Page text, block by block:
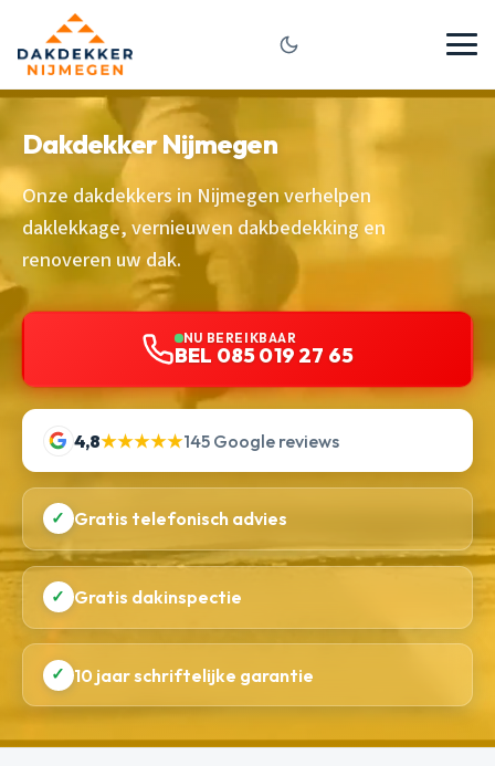
Dakdekker Nijmegen
Onze dakdekkers in Nijmegen verhelpen
daklekkage, vernieuwen dakbedekking en
renoveren uw dak.
NU BEREIKBAAR
BEL 085 019 27 65
4,8★★★★★145 Google reviews
✓ Gratis telefonisch advies
✓ Gratis dakinspectie
✓ 10 jaar schriftelijke garantie